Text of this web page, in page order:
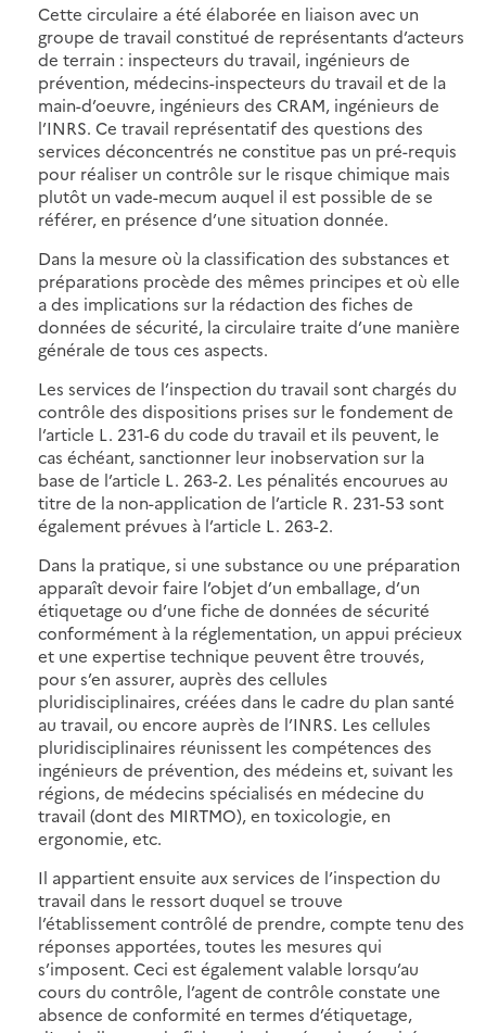
Cette circulaire a été élaborée en liaison avec un
groupe de travail constitué de représentants d’acteurs
de terrain : inspecteurs du travail, ingénieurs de
prévention, médecins-inspecteurs du travail et de la
main-d’oeuvre, ingénieurs des CRAM, ingénieurs de
l’INRS. Ce travail représentatif des questions des
services déconcentrés ne constitue pas un pré-requis
pour réaliser un contrôle sur le risque chimique mais
plutôt un vade-mecum auquel il est possible de se
référer, en présence d’une situation donnée.
Dans la mesure où la classification des substances et
préparations procède des mêmes principes et où elle
a des implications sur la rédaction des fiches de
données de sécurité, la circulaire traite d’une manière
générale de tous ces aspects.
Les services de l’inspection du travail sont chargés du
contrôle des dispositions prises sur le fondement de
l’article L. 231-6 du code du travail et ils peuvent, le
cas échéant, sanctionner leur inobservation sur la
base de l’article L. 263-2. Les pénalités encourues au
titre de la non-application de l’article R. 231-53 sont
également prévues à l’article L. 263-2.
Dans la pratique, si une substance ou une préparation
apparaît devoir faire l’objet d’un emballage, d’un
étiquetage ou d’une fiche de données de sécurité
conformément à la réglementation, un appui précieux
et une expertise technique peuvent être trouvés,
pour s’en assurer, auprès des cellules
pluridisciplinaires, créées dans le cadre du plan santé
au travail, ou encore auprès de l’INRS. Les cellules
pluridisciplinaires réunissent les compétences des
ingénieurs de prévention, des médeins et, suivant les
régions, de médecins spécialisés en médecine du
travail (dont des MIRTMO), en toxicologie, en
ergonomie, etc.
Il appartient ensuite aux services de l’inspection du
travail dans le ressort duquel se trouve
l’établissement contrôlé de prendre, compte tenu des
réponses apportées, toutes les mesures qui
s’imposent. Ceci est également valable lorsqu’au
cours du contrôle, l’agent de contrôle constate une
absence de conformité en termes d’étiquetage,